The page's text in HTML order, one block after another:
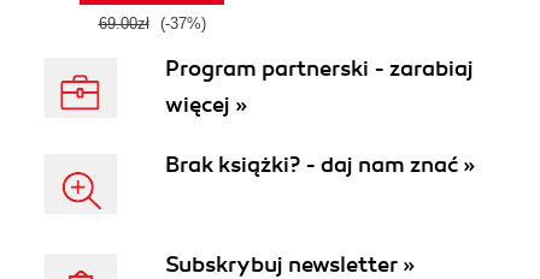
69.00zł (-37%)
Program partnerski - zarabiaj
więcej »
Brak książki? - daj nam znać »
Subskrybuj newsletter »